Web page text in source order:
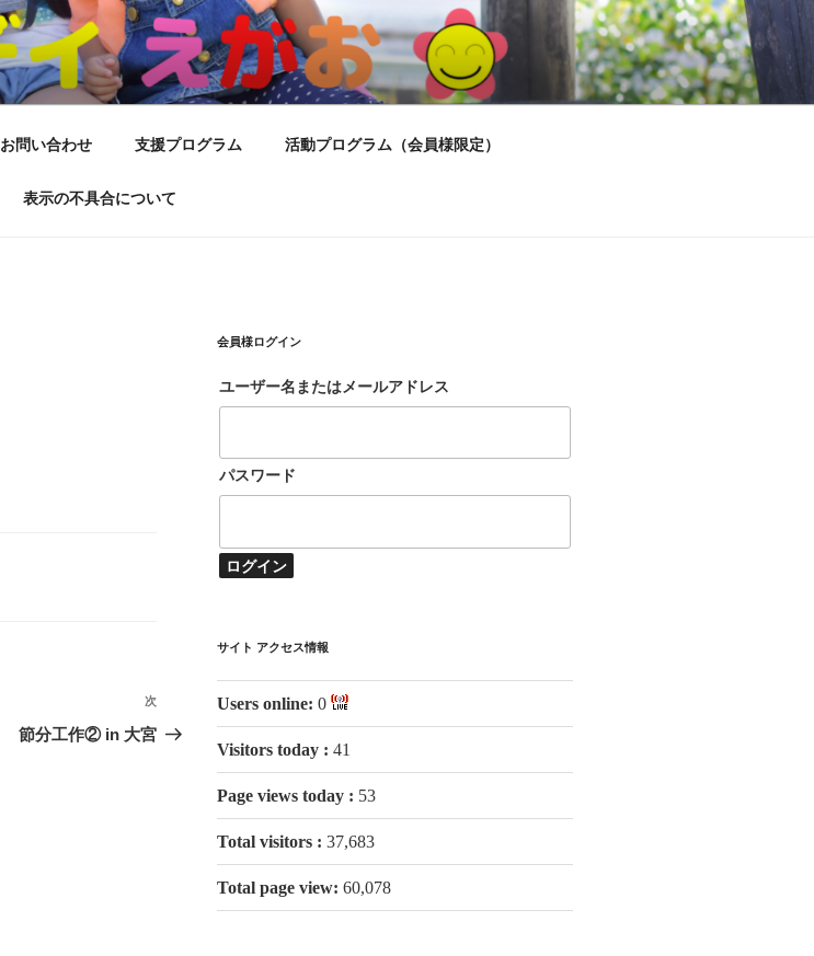
お問い合わせ 支援プログラム 活動プログラム（会員様限定）
表示の不具合について
次
の
次
節分工作② in 大宮
会員様ログイン
ユーザー名またはメールアドレス
パスワード
サイト アクセス情報
Users online: 0
Visitors today : 41
Page views today : 53
Total visitors : 37,683
Total page view: 60,078